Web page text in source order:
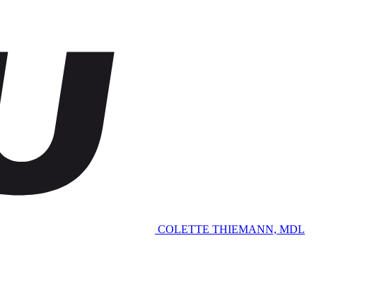
COLETTE THIEMANN, MDL